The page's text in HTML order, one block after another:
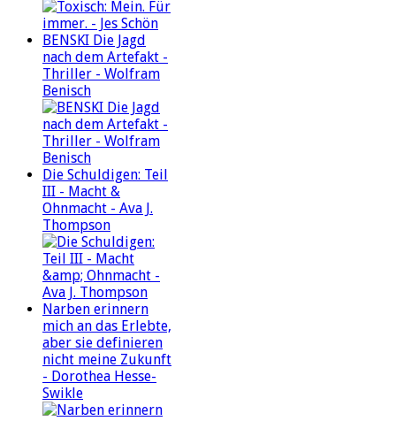
BENSKI Die Jagd
nach dem Artefakt -
Thriller - Wolfram
Benisch
Die Schuldigen: Teil
III - Macht &
Ohnmacht - Ava J.
Thompson
Narben erinnern
mich an das Erlebte,
aber sie definieren
nicht meine Zukunft
- Dorothea Hesse-
Swikle